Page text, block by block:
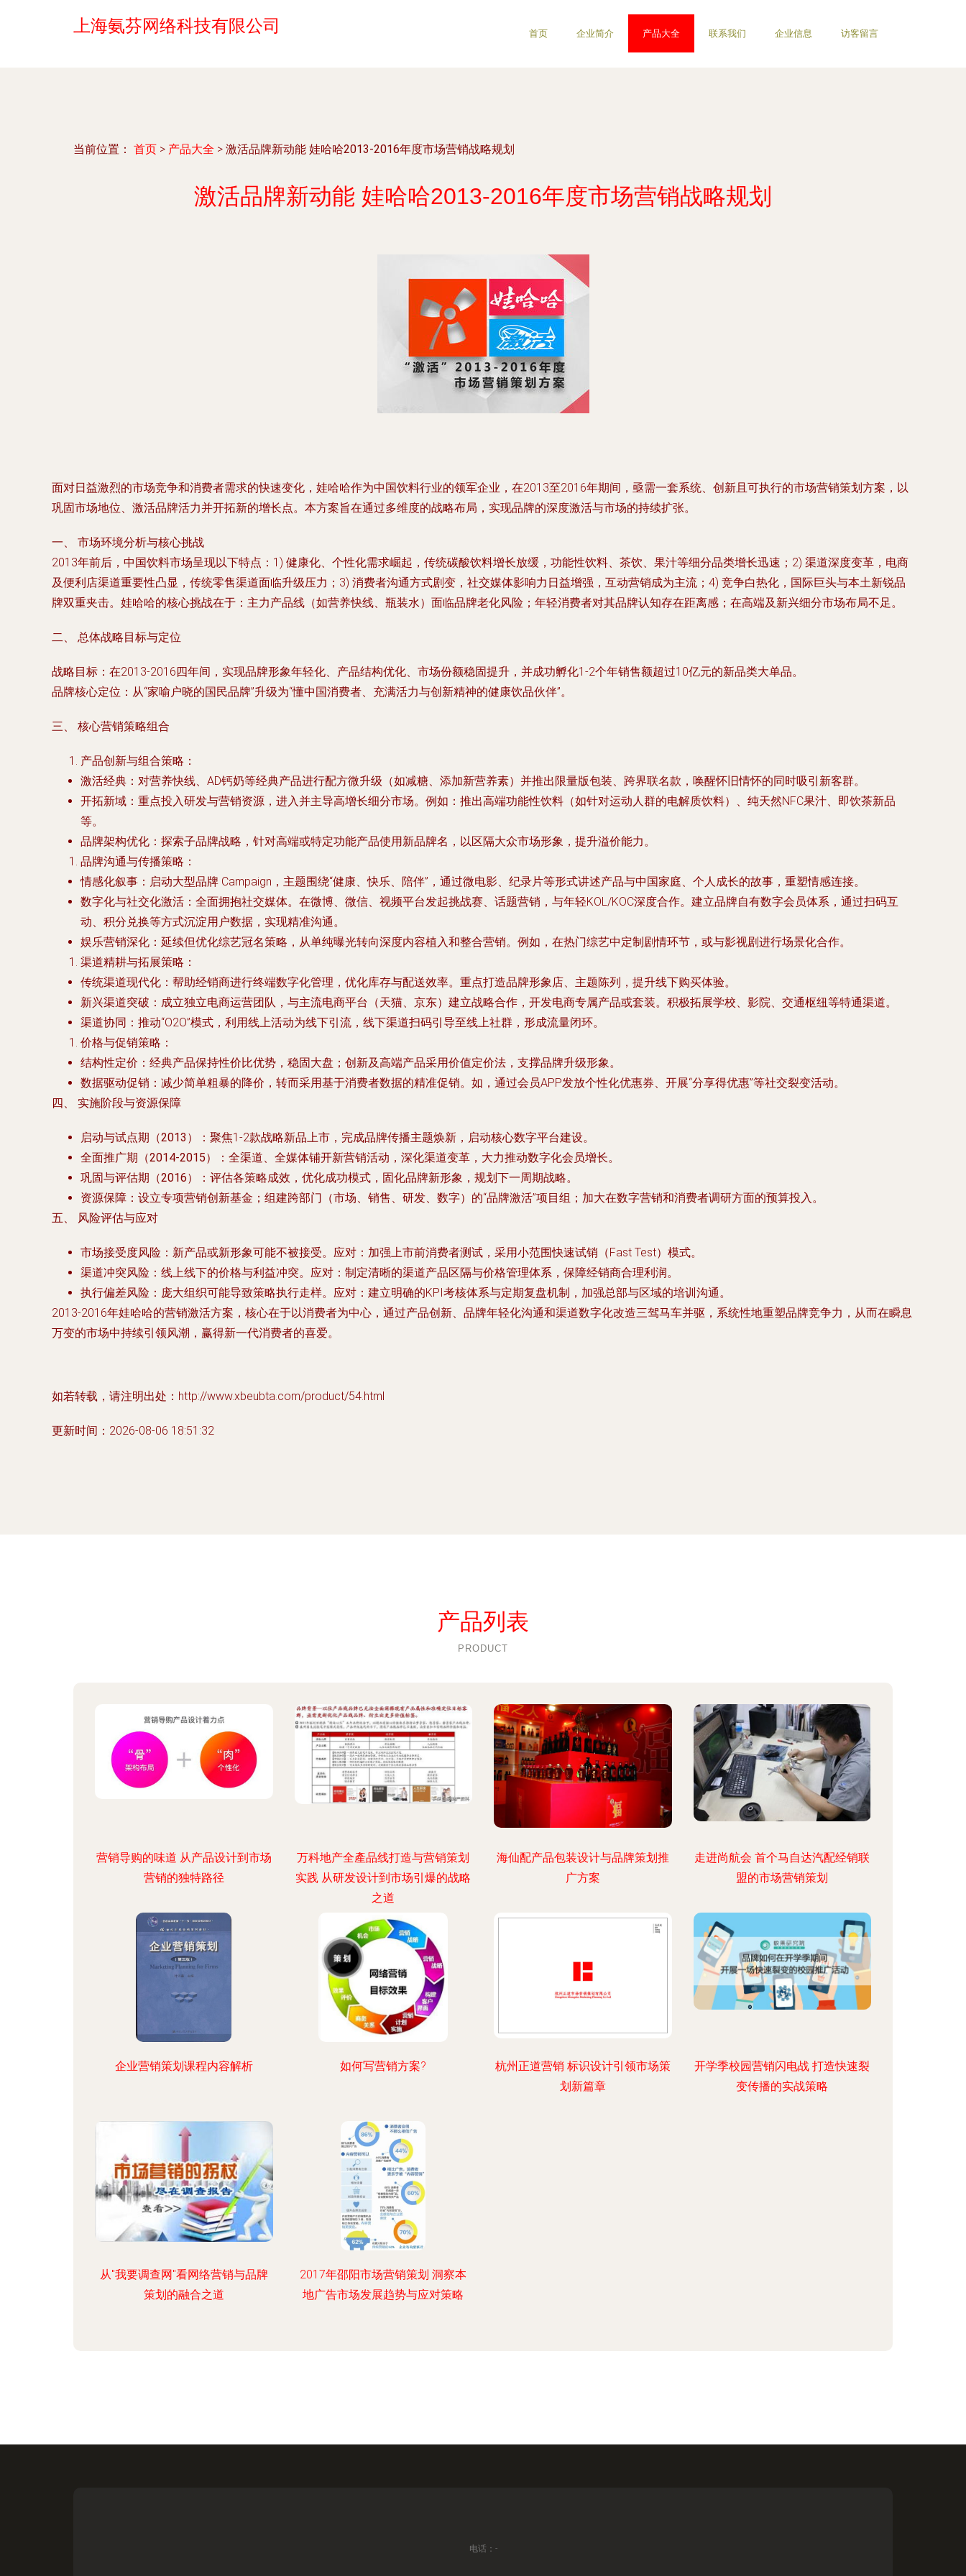
上海氨芬网络科技有限公司 首页 企业简介 产品大全 联系我们 企业信息 访客留言
当前位置： 首页 > 产品大全 > 激活品牌新动能 娃哈哈2013-2016年度市场营销战略规划
激活品牌新动能 娃哈哈2013-2016年度市场营销战略规划
面对日益激烈的市场竞争和消费者需求的快速变化，娃哈哈作为中国饮料行业的领军企业，在2013至2016年期间，亟需一套系统、创新且可执行的市场营销策划方案，以
巩固市场地位、激活品牌活力并开拓新的增长点。本方案旨在通过多维度的战略布局，实现品牌的深度激活与市场的持续扩张。
一、 市场环境分析与核心挑战
2013年前后，中国饮料市场呈现以下特点：1) 健康化、个性化需求崛起，传统碳酸饮料增长放缓，功能性饮料、茶饮、果汁等细分品类增长迅速；2) 渠道深度变革，电商
及便利店渠道重要性凸显，传统零售渠道面临升级压力；3) 消费者沟通方式剧变，社交媒体影响力日益增强，互动营销成为主流；4) 竞争白热化，国际巨头与本土新锐品
牌双重夹击。娃哈哈的核心挑战在于：主力产品线（如营养快线、瓶装水）面临品牌老化风险；年轻消费者对其品牌认知存在距离感；在高端及新兴细分市场布局不足。
二、 总体战略目标与定位
战略目标 ：在2013-2016四年间，实现品牌形象年轻化、产品结构优化、市场份额稳固提升，并成功孵化1-2个年销售额超过10亿元的新品类大单品。
品牌核心定位 ：从“家喻户晓的国民品牌”升级为“懂中国消费者、充满活力与创新精神的健康饮品伙伴”。
三、 核心营销策略组合
产品创新与组合策略 ：
激活经典 ：对营养快线、AD钙奶等经典产品进行配方微升级（如减糖、添加新营养素）并推出限量版包装、跨界联名款，唤醒怀旧情怀的同时吸引新客群。
开拓新域 ：重点投入研发与营销资源，进入并主导高增长细分市场。例如：推出高端功能性饮料（如针对运动人群的电解质饮料）、纯天然NFC果汁、即饮茶新品
等。
品牌架构优化 ：探索子品牌战略，针对高端或特定功能产品使用新品牌名，以区隔大众市场形象，提升溢价能力。
品牌沟通与传播策略 ：
情感化叙事 ：启动大型品牌 Campaign，主题围绕“健康、快乐、陪伴”，通过微电影、纪录片等形式讲述产品与中国家庭、个人成长的故事，重塑情感连接。
数字化与社交化激活 ：全面拥抱社交媒体。在微博、微信、视频平台发起挑战赛、话题营销，与年轻KOL/KOC深度合作。建立品牌自有数字会员体系，通过扫码互
动、积分兑换等方式沉淀用户数据，实现精准沟通。
娱乐营销深化 ：延续但优化综艺冠名策略，从单纯曝光转向深度内容植入和整合营销。例如，在热门综艺中定制剧情环节，或与影视剧进行场景化合作。
渠道精耕与拓展策略 ：
传统渠道现代化 ：帮助经销商进行终端数字化管理，优化库存与配送效率。重点打造品牌形象店、主题陈列，提升线下购买体验。
新兴渠道突破 ：成立独立电商运营团队，与主流电商平台（天猫、京东）建立战略合作，开发电商专属产品或套装。积极拓展学校、影院、交通枢纽等特通渠道。
渠道协同 ：推动“O2O”模式，利用线上活动为线下引流，线下渠道扫码引导至线上社群，形成流量闭环。
价格与促销策略 ：
结构性定价 ：经典产品保持性价比优势，稳固大盘；创新及高端产品采用价值定价法，支撑品牌升级形象。
数据驱动促销 ：减少简单粗暴的降价，转而采用基于消费者数据的精准促销。如，通过会员APP发放个性化优惠券、开展“分享得优惠”等社交裂变活动。
四、 实施阶段与资源保障
启动与试点期（2013）
：聚焦1-2款战略新品上市，完成品牌传播主题焕新，启动核心数字平台建设。
全面推广期（2014-2015）
：全渠道、全媒体铺开新营销活动，深化渠道变革，大力推动数字化会员增长。
巩固与评估期（2016）
：评估各策略成效，优化成功模式，固化品牌新形象，规划下一周期战略。
资源保障 ：设立专项营销创新基金；组建跨部门（市场、销售、研发、数字）的“品牌激活”项目组；加大在数字营销和消费者调研方面的预算投入。
五、 风险评估与应对
市场接受度风险 ：新产品或新形象可能不被接受。应对：加强上市前消费者测试，采用小范围快速试销（Fast Test）模式。
渠道冲突风险 ：线上线下的价格与利益冲突。应对：制定清晰的渠道产品区隔与价格管理体系，保障经销商合理利润。
执行偏差风险 ：庞大组织可能导致策略执行走样。应对：建立明确的KPI考核体系与定期复盘机制，加强总部与区域的培训沟通。
2013-2016年娃哈哈的营销激活方案，核心在于以消费者为中心，通过产品创新、品牌年轻化沟通和渠道数字化改造三驾马车并驱，系统性地重塑品牌竞争力，从而在瞬息
万变的市场中持续引领风潮，赢得新一代消费者的喜爱。
如若转载，请注明出处：http://www.xbeubta.com/product/54.html
更新时间：2026-08-06 18:51:32
产品列表
PRODUCT
营销导购的味道 从产品设计到市场
营销的独特路径
万科地产全產品线打造与营销策划
实践 从研发设计到市场引爆的战略
之道
海仙配产品包装设计与品牌策划推
广方案
走进尚航会 首个马自达汽配经销联
盟的市场营销策划
企业营销策划课程内容解析 如何写营销方案?
杭州正道营销 标识设计引领市场策
划新篇章
开学季校园营销闪电战 打造快速裂
变传播的实战策略
从"我要调查网"看网络营销与品牌
策划的融合之道
2017年邵阳市场营销策划 洞察本
地广告市场发展趋势与应对策略
电话：-